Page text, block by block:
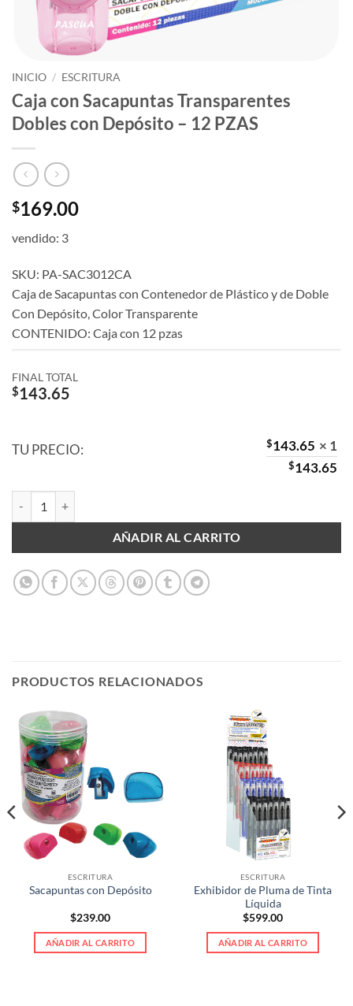
INICIO / ESCRITURA
Caja con Sacapuntas Transparentes
Dobles con Depósito – 12 PZAS
$169.00
vendido: 3
SKU: PA-SAC3012CA
Caja de Sacapuntas con Contenedor de Plástico y de Doble
Con Depósito, Color Transparente
CONTENIDO: Caja con 12 pzas
FINAL TOTAL
$143.65
TU PRECIO: $143.65 × 1
$143.65
AÑADIR AL CARRITO
PRODUCTOS RELACIONADOS
ESCRITURA
Sacapuntas con Depósito
$239.00
AÑADIR AL CARRITO
ESCRITURA
Exhibidor de Pluma de Tinta
Líquida
$599.00
AÑADIR AL CARRITO